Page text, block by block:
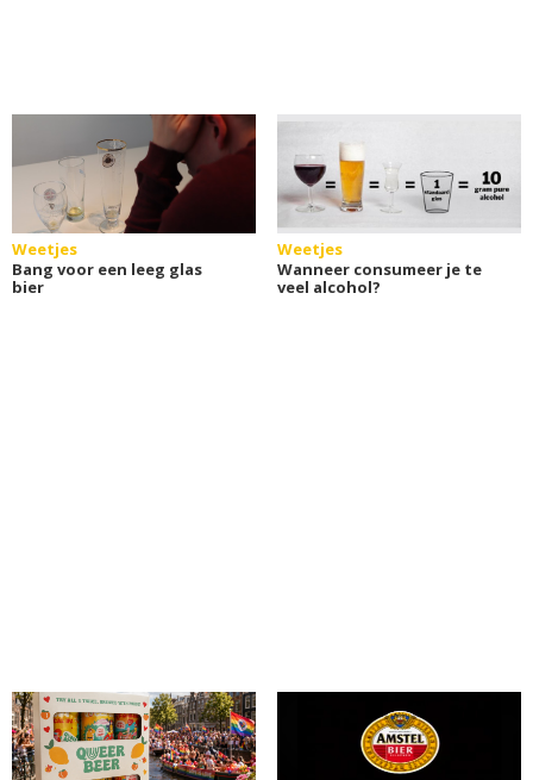
Weetjes
Bang voor een leeg glas
bier
Weetjes
Wanneer consumeer je te
veel alcohol?